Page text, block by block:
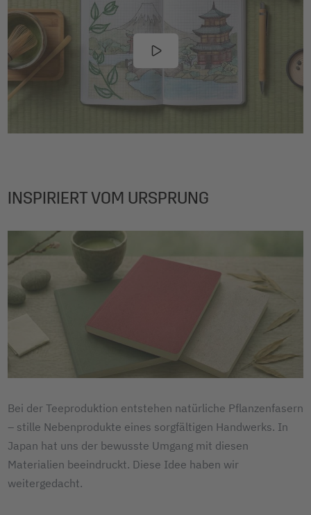
INSPIRIERT VOM URSPRUNG
Bei der Teeproduktion entstehen natürliche Pflanzenfasern
– stille Nebenprodukte eines sorgfältigen Handwerks. In
Japan hat uns der bewusste Umgang mit diesen
Materialien beeindruckt. Diese Idee haben wir
weitergedacht.